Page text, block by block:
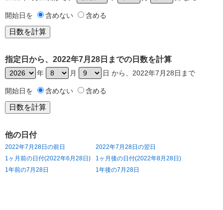
開始日を 含めない 含める
指定日から、2022年7月28日までの日数を計算
年 月 日 から、2022年7月28日まで
開始日を 含めない 含める
他の日付
2022年7月28日の前日
2022年7月28日の翌日
1ヶ月前の日付(2022年6月28日)
1ヶ月後の日付(2022年8月28日)
1年前の7月28日
1年後の7月28日